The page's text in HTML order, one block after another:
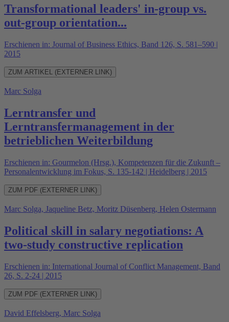
Transformational leaders' in-group vs.
out-group orientation...
Erschienen in: Journal of Business Ethics, Band 126, S. 581–590 |
2015
ZUM ARTIKEL (EXTERNER LINK)
Marc Solga
Lerntransfer und
Lerntransfermanagement in der
betrieblichen Weiterbildung
Erschienen in: Gourmelon (Hrsg.), Kompetenzen für die Zukunft –
Personalentwicklung im Fokus, S. 135-142 | Heidelberg | 2015
ZUM PDF (EXTERNER LINK)
Marc Solga, Jaqueline Betz, Moritz Düsenberg, Helen Ostermann
Political skill in salary negotiations: A
two-study constructive replication
Erschienen in: International Journal of Conflict Management, Band
26, S. 2-24 | 2015
ZUM PDF (EXTERNER LINK)
David Effelsberg, Marc Solga